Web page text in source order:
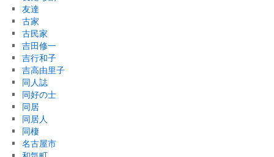
友達
古家
古民家
吉田修一
吉行和子
吉高由里子
同人誌
同好の士
同居
同居人
同棲
名古屋市